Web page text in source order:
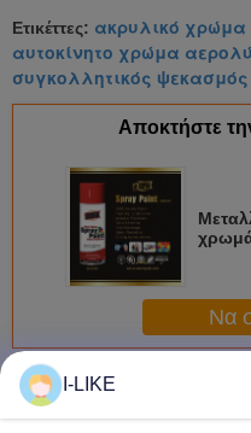
Ετικέττες: ακρυλικό
αυτοκίνητο χρώμα
συγκολλητικός
Αποκτήστε
Να
Περισσότεροι
I-LIKE